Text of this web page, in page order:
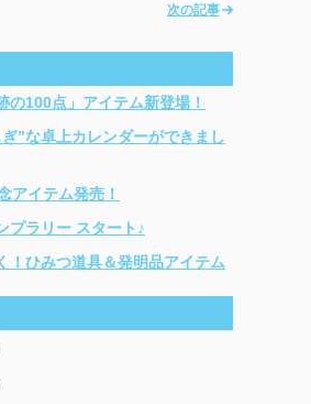
次の記事
の100点」アイテム新登場！
”な卓上カレンダーができまし
アイテム発売！
プラリー スタート♪
！ひみつ道具＆発明品アイテム